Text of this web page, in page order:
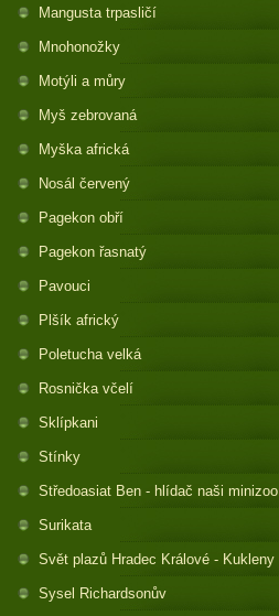
Mangusta trpasličí
Mnohonožky
Motýli a můry
Myš zebrovaná
Myška africká
Nosál červený
Pagekon obří
Pagekon řasnatý
Pavouci
Plšík africký
Poletucha velká
Rosnička včelí
Sklípkani
Stínky
Středoasiat Ben - hlídač naši minizoo
Surikata
Svět plazů Hradec Králové - Kukleny
Sysel Richardsonův